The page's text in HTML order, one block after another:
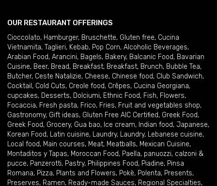
OUR RESTAURANT OFFERINGS
Cioccolato, Hamburger, Bruschette, Gluten free, Cucina
Vietnamita, Taglieri, Kebab, Pop Corn, Alcoholic Beverages,
Arabian Food, Arancini, Bagels, Bakery, Balcanic Food, Bavarian
Cuisine, Beer, Bread, Breakfast, Breakfast, Brunch, Bubble Tea,
Butcher, Ceste Natalizie, Cheese, Chinese food, Club Sandwich,
Cocktail , Cold Cuts, Creole food, Crêpes, Cucina Georgiana,
cupcakes, Desserts, Dolciumi, Ethnic Food, Fish, Flowers,
Focaccia, Fresh pasta, Frico, Fries, Fruit and vegetables shop,
Gastronomy, Gift ideas, Gluten Free AIC Certified, Greek Food,
Greek Food, Grocery, Gua bao, Ice cream, Indian food, Japanese,
Korean Food, Latin cuisine, Laundry, Laundry, Lebanese cuisine,
Local food, Main courses, Meat, Meatballs, Mexican Cuisine,
Montaditos y Tapas, Moroccan Food, Paella, panuozzi, calzoni &
pucce, Panzerotti, Pastry, Philippines Food, Piadine, Pinsa
Romana, Pizza, Plants and Flowers, Pokè, Polenta, Presents,
Preserves, Ramen, Ready-made Sauces, Regional Specialties,